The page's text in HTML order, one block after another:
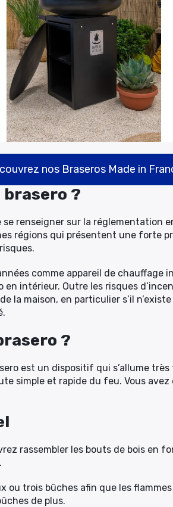
nos Braseros Made in
?
renseigner sur la réglementation
régions qui présentent une forte
comme appareil de chauffage
intérieur. Outre les risques
la maison, en particulier s’il
?
est un dispositif qui s’allume
simple et rapide du feu. Vous
rassembler les bouts de bois en
ou trois bûches afin que les
de plus.